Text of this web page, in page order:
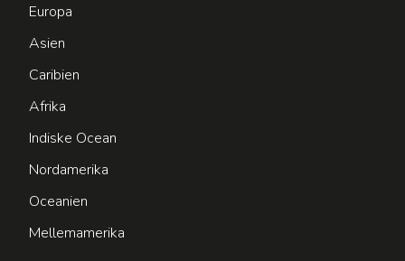
Europa
Asien
Caribien
Afrika
Indiske Ocean
Nordamerika
Oceanien
Mellemamerika